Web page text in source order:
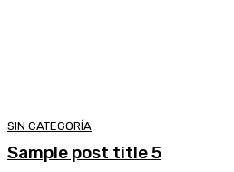
SIN CATEGORÍA
Sample post title 5